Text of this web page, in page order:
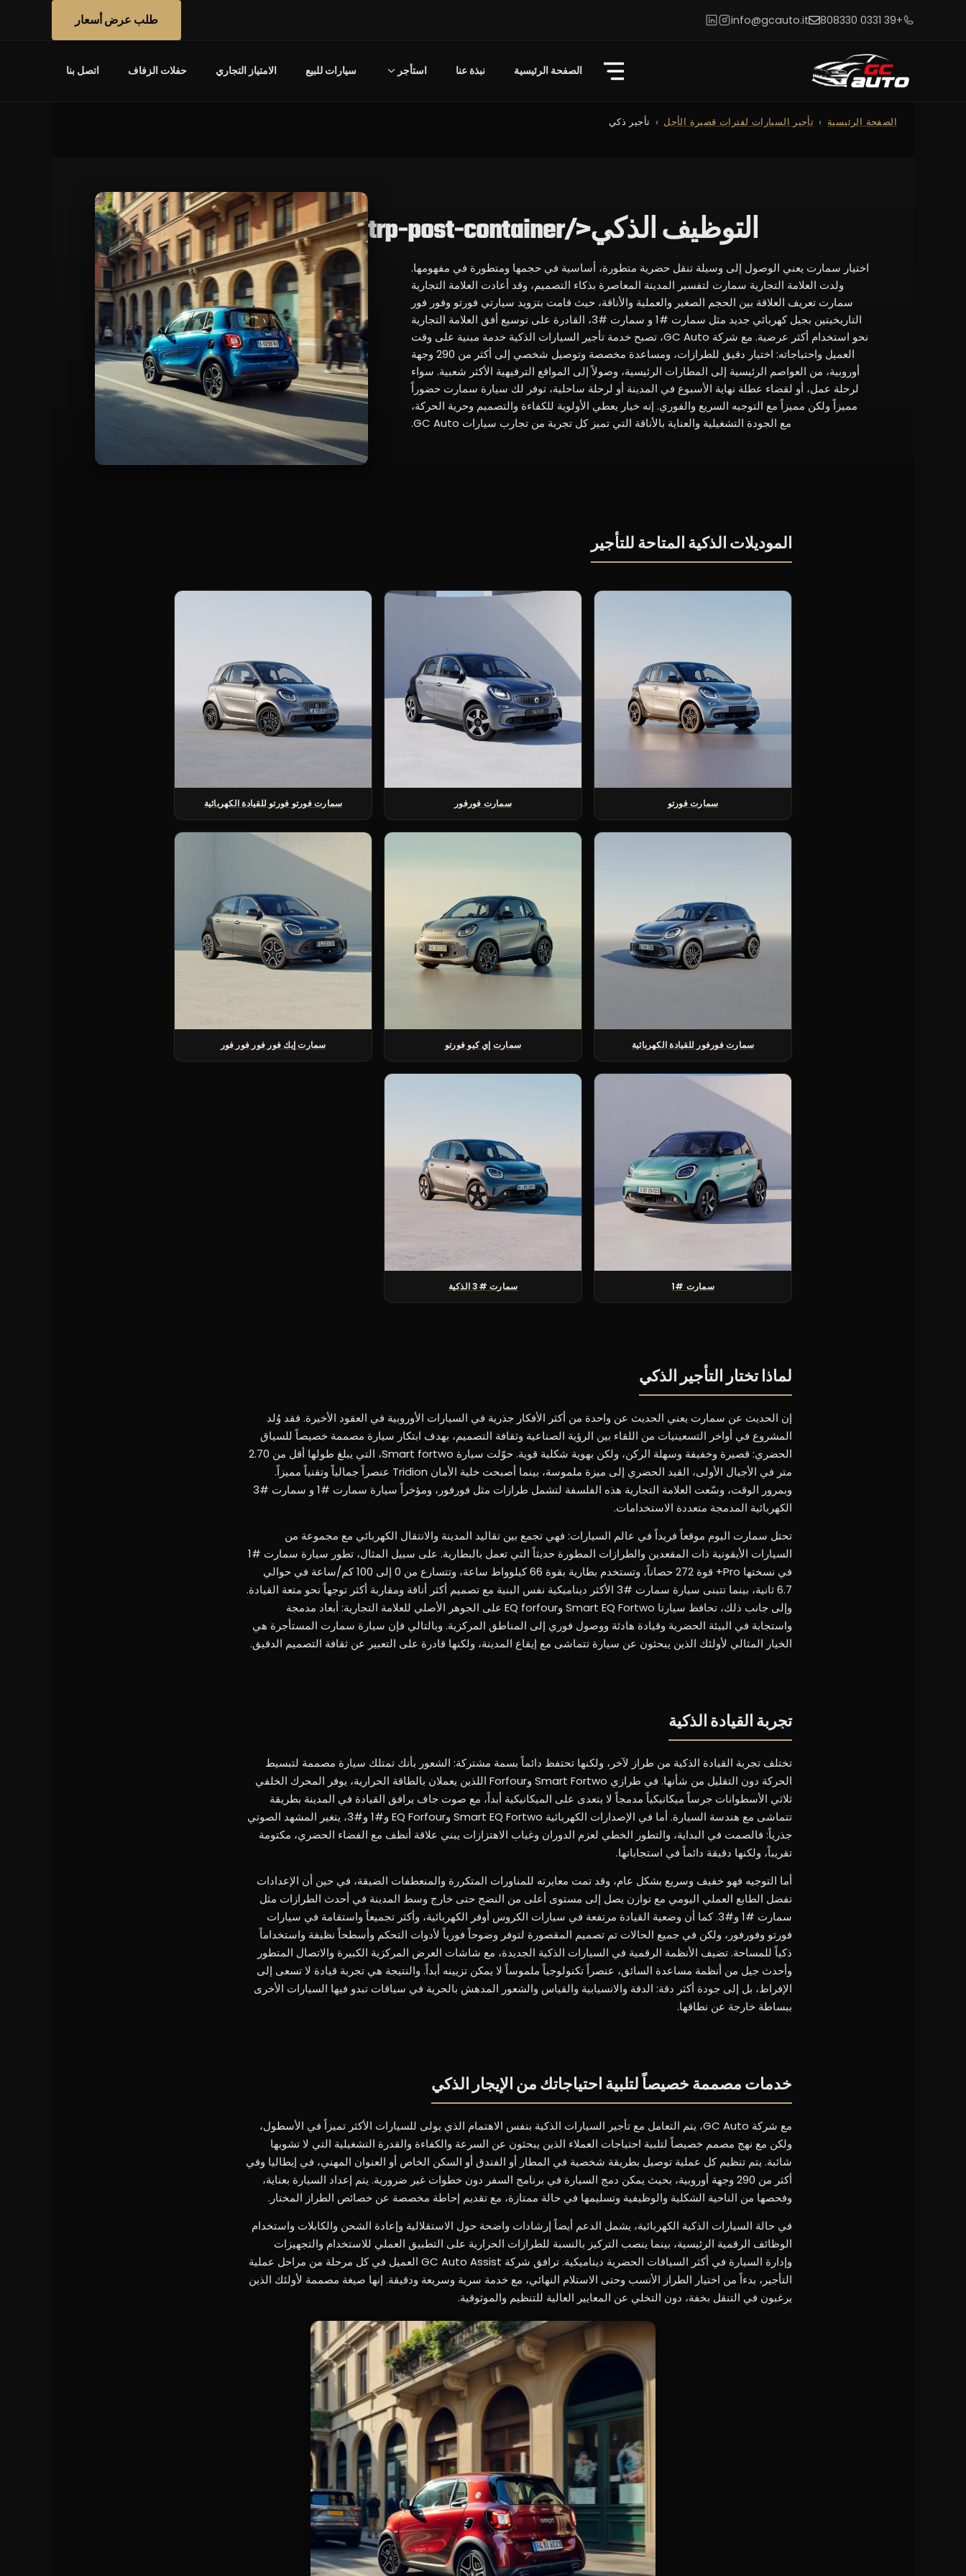
+39 0331 808330
info@gcauto.it طلب عرض أسعار
الصفحة الرئيسية نبذة عنا استأجر سيارات للبيع الامتياز التجاري حفلات الزفاف اتصل بنا
الصفحة الرئيسية تأجير السيارات لفترات قصيرة الأجل تأجير ذكي
التوظيف الذكي</trp-post-container
اختيار سمارت يعني الوصول إلى وسيلة تنقل حضرية متطورة، أساسية في حجمها ومتطورة في مفهومها.
ولدت العلامة التجارية سمارت لتفسير المدينة المعاصرة بذكاء التصميم، وقد أعادت العلامة التجارية
سمارت تعريف العلاقة بين الحجم الصغير والعملية والأناقة، حيث قامت بتزويد سيارتي فورتو وفور فور
التاريخيتين بجيل كهربائي جديد مثل سمارت #1 و سمارت #3، القادرة على توسيع أفق العلامة التجارية
نحو استخدام أكثر عرضية. مع شركة GC Auto، تصبح خدمة تأجير السيارات الذكية خدمة مبنية على وقت
العميل واحتياجاته: اختيار دقيق للطرازات، ومساعدة مخصصة وتوصيل شخصي إلى أكثر من 290 وجهة
أوروبية، من العواصم الرئيسية إلى المطارات الرئيسية، وصولاً إلى المواقع الترفيهية الأكثر شعبية. سواء
لرحلة عمل، أو لقضاء عطلة نهاية الأسبوع في المدينة أو لرحلة ساحلية، توفر لك سيارة سمارت حضوراً
مميزاً ولكن مميزاً مع التوجيه السريع والفوري. إنه خيار يعطي الأولوية للكفاءة والتصميم وحرية الحركة،
مع الجودة التشغيلية والعناية بالأناقة التي تميز كل تجربة من تجارب سيارات GC Auto.
الموديلات الذكية المتاحة للتأجير
سمارت فورتو سمارت فورفور سمارت فورتو فورتو للقيادة الكهربائية
سمارت فورفور للقيادة الكهربائية سمارت إي كيو فورتو سمارت إيك فور فور فور فور
سمارت #1 سمارت #3 الذكية
لماذا تختار التأجير الذكي
إن الحديث عن سمارت يعني الحديث عن واحدة من أكثر الأفكار جذرية في السيارات الأوروبية في العقود الأخيرة. فقد وُلد
المشروع في أواخر التسعينيات من اللقاء بين الرؤية الصناعية وثقافة التصميم، بهدف ابتكار سيارة مصممة خصيصاً للسياق
الحضري: قصيرة وخفيفة وسهلة الركن، ولكن بهوية شكلية قوية. حوّلت سيارة Smart fortwo، التي يبلغ طولها أقل من 2.70
متر في الأجيال الأولى، القيد الحضري إلى ميزة ملموسة، بينما أصبحت خلية الأمان Tridion عنصراً جمالياً وتقنياً مميزاً.
وبمرور الوقت، وسّعت العلامة التجارية هذه الفلسفة لتشمل طرازات مثل فورفور، ومؤخراً سيارة سمارت #1 و سمارت #3
الكهربائية المدمجة متعددة الاستخدامات.
تحتل سمارت اليوم موقعاً فريداً في عالم السيارات: فهي تجمع بين تقاليد المدينة والانتقال الكهربائي مع مجموعة من
السيارات الأيقونية ذات المقعدين والطرازات المطورة حديثاً التي تعمل بالبطارية. على سبيل المثال، تطور سيارة سمارت #1
في نسختها Pro+ قوة 272 حصاناً، وتستخدم بطارية بقوة 66 كيلوواط ساعة، وتتسارع من 0 إلى 100 كم/ساعة في حوالي
6.7 ثانية، بينما تتبنى سيارة سمارت #3 الأكثر ديناميكية نفس البنية مع تصميم أكثر أناقة ومقاربة أكثر توجهاً نحو متعة القيادة.
وإلى جانب ذلك، تحافظ سيارتا Smart EQ Fortwo وEQ forfour على الجوهر الأصلي للعلامة التجارية: أبعاد مدمجة
واستجابة في البيئة الحضرية وقيادة هادئة ووصول فوري إلى المناطق المركزية. وبالتالي فإن سيارة سمارت المستأجرة هي
الخيار المثالي لأولئك الذين يبحثون عن سيارة تتماشى مع إيقاع المدينة، ولكنها قادرة على التعبير عن ثقافة التصميم الدقيق.
تجربة القيادة الذكية
تختلف تجربة القيادة الذكية من طراز لآخر، ولكنها تحتفظ دائماً بسمة مشتركة: الشعور بأنك تمتلك سيارة مصممة لتبسيط
الحركة دون التقليل من شأنها. في طرازي Smart Fortwo وForfour اللذين يعملان بالطاقة الحرارية، يوفر المحرك الخلفي
ثلاثي الأسطوانات جرساً ميكانيكياً مدمجاً لا يتعدى على الميكانيكية أبداً، مع صوت جاف يرافق القيادة في المدينة بطريقة
تتماشى مع هندسة السيارة. أما في الإصدارات الكهربائية Smart EQ Fortwo وEQ Forfour و#1 و#3، يتغير المشهد الصوتي
جذرياً: فالصمت في البداية، والتطور الخطي لعزم الدوران وغياب الاهتزازات يبني علاقة أنظف مع الفضاء الحضري، مكتومة
تقريباً، ولكنها دقيقة دائماً في استجاباتها.
أما التوجيه فهو خفيف وسريع بشكل عام، وقد تمت معايرته للمناورات المتكررة والمنعطفات الضيقة، في حين أن الإعدادات
تفضل الطابع العملي اليومي مع توازن يصل إلى مستوى أعلى من النضج حتى خارج وسط المدينة في أحدث الطرازات مثل
سمارت #1 و#3. كما أن وضعية القيادة مرتفعة في سيارات الكروس أوفر الكهربائية، وأكثر تجميعاً واستقامة في سيارات
فورتو وفورفور، ولكن في جميع الحالات تم تصميم المقصورة لتوفر وضوحاً فورياً لأدوات التحكم وأسطحاً نظيفة واستخداماً
ذكياً للمساحة. تضيف الأنظمة الرقمية في السيارات الذكية الجديدة، مع شاشات العرض المركزية الكبيرة والاتصال المتطور
وأحدث جيل من أنظمة مساعدة السائق، عنصراً تكنولوجياً ملموساً لا يمكن تزيينه أبداً. والنتيجة هي تجربة قيادة لا تسعى إلى
الإفراط، بل إلى جودة أكثر دقة: الدقة والانسيابية والقياس والشعور المدهش بالحرية في سياقات تبدو فيها السيارات الأخرى
ببساطة خارجة عن نطاقها.
خدمات مصممة خصيصاً لتلبية احتياجاتك من الإيجار الذكي
مع شركة GC Auto، يتم التعامل مع تأجير السيارات الذكية بنفس الاهتمام الذي يولى للسيارات الأكثر تميزاً في الأسطول،
ولكن مع نهج مصمم خصيصاً لتلبية احتياجات العملاء الذين يبحثون عن السرعة والكفاءة والقدرة التشغيلية التي لا تشوبها
شائبة. يتم تنظيم كل عملية توصيل بطريقة شخصية في المطار أو الفندق أو السكن الخاص أو العنوان المهني، في إيطاليا وفي
أكثر من 290 وجهة أوروبية، بحيث يمكن دمج السيارة في برنامج السفر دون خطوات غير ضرورية. يتم إعداد السيارة بعناية،
وفحصها من الناحية الشكلية والوظيفية وتسليمها في حالة ممتازة، مع تقديم إحاطة مخصصة عن خصائص الطراز المختار.
في حالة السيارات الذكية الكهربائية، يشمل الدعم أيضاً إرشادات واضحة حول الاستقلالية وإعادة الشحن والكابلات واستخدام
الوظائف الرقمية الرئيسية، بينما ينصب التركيز بالنسبة للطرازات الحرارية على التطبيق العملي للاستخدام والتجهيزات
وإدارة السيارة في أكثر السياقات الحضرية ديناميكية. ترافق شركة GC Auto Assist العميل في كل مرحلة من مراحل عملية
التأجير، بدءاً من اختيار الطراز الأنسب وحتى الاستلام النهائي، مع خدمة سرية وسريعة ودقيقة. إنها صيغة مصممة لأولئك الذين
يرغبون في التنقل بخفة، دون التخلي عن المعايير العالية للتنظيم والموثوقية.